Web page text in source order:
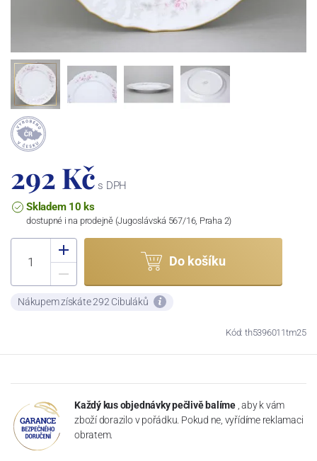
292 Kč s DPH
Skladem 10 ks
dostupné i na prodejně (Jugoslávská 567/16, Praha 2)
Do košíku
Nákupem získáte 292 Cibuláků
Kód: th5396011tm25
Každý kus objednávky pečlivě balíme , aby k vám
zboží dorazilo v pořádku. Pokud ne, vyřídíme reklamaci
obratem.